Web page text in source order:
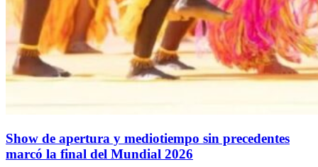
Show de apertura y mediotiempo sin precedentes
marcó la final del Mundial 2026